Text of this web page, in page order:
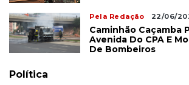
Pela Redação 22/06/
Caminhão Caçamba
Avenida Do CPA E
De Bombeiros
Política